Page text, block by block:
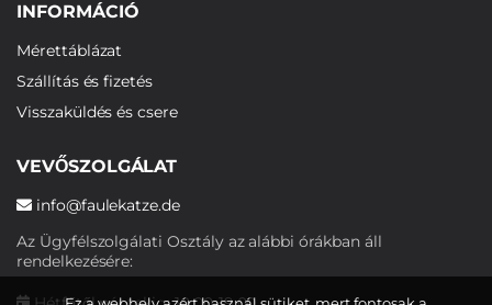
INFORMÁCIÓ
Mérettáblázat
Szállítás és fizetés
Visszaküldés és csere
VEVŐSZOLGÁLAT
info@faulekatze.de
Az Ügyfélszolgálati Osztály az alábbi órákban áll
rendelkezésére: